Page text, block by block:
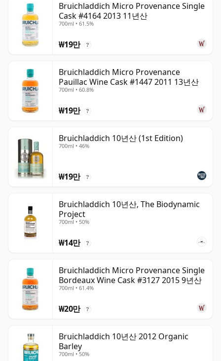
Bruichladdich Micro Provenance Single
Cask #4164 2013 11년산
700ml • 61.5%
₩19만 ?
Bruichladdich Micro Provenance
Pauillac Wine Cask #1447 2011 13년산
700ml • 60.8%
₩19만 ?
Bruichladdich 10년산 (1st Edition)
700ml • 46%
₩19만 ?
Bruichladdich 10년산, The Biodynamic
Project
700ml • 50%
₩14만 ?
Bruichladdich Micro Provenance Single
Bordeaux Wine Cask #3127 2015 9년산
700ml • 61.4%
₩20만 ?
Bruichladdich 10년산 2012 Organic
Barley
700ml • 50%